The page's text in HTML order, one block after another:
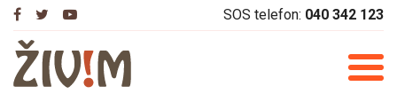
Skip
content
SOS telefon: 040 342 123